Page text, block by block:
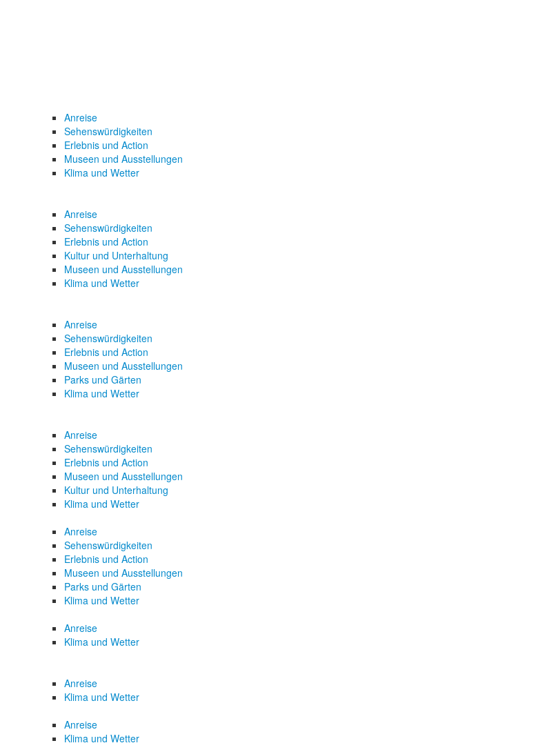
Anreise
Sehenswürdigkeiten
Erlebnis und Action
Museen und Ausstellungen
Klima und Wetter
Anreise
Sehenswürdigkeiten
Erlebnis und Action
Kultur und Unterhaltung
Museen und Ausstellungen
Klima und Wetter
Anreise
Sehenswürdigkeiten
Erlebnis und Action
Museen und Ausstellungen
Parks und Gärten
Klima und Wetter
Anreise
Sehenswürdigkeiten
Erlebnis und Action
Museen und Ausstellungen
Kultur und Unterhaltung
Klima und Wetter
Anreise
Sehenswürdigkeiten
Erlebnis und Action
Museen und Ausstellungen
Parks und Gärten
Klima und Wetter
Anreise
Klima und Wetter
Anreise
Klima und Wetter
Anreise
Klima und Wetter